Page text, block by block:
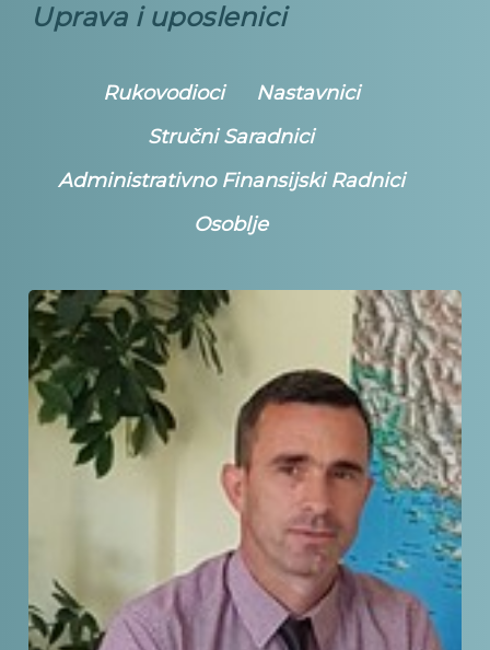
Uprava i uposlenici
Rukovodioci
Nastavnici
Stručni Saradnici
Administrativno Finansijski Radnici
Osoblje